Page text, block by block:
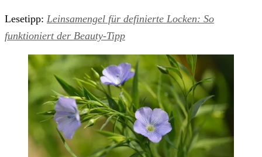
Lesetipp: Leinsamengel für definierte Locken: So
funktioniert der Beauty-Tipp